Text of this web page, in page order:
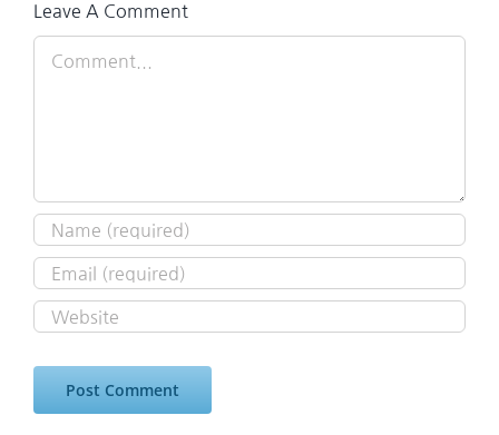
Leave A Comment